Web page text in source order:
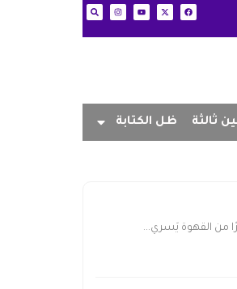
ثالثة ظل الكتابة
من القهوة يَسري...